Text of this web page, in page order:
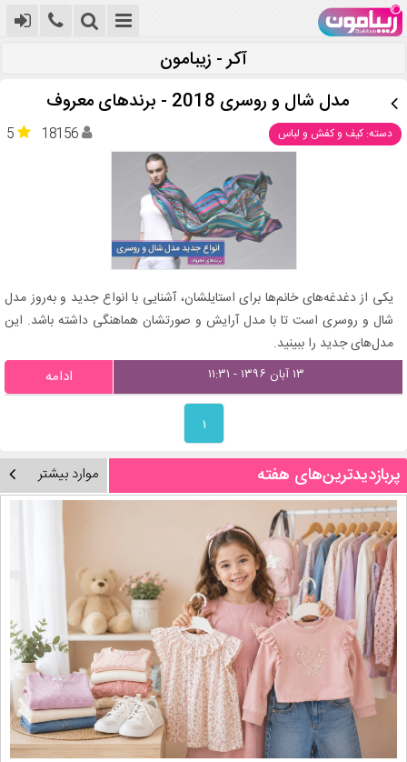
آکر - زیبامون
مدل شال و روسری 2018 - برندهای معروف
دسته: کیف و کفش و لباس 5 18156
یکی از دغدغه‌های خانم‌ها برای استایلشان، آشنایی با انواع جدید و به‌روز مدل
شال و روسری است تا با مدل آرایش و صورتشان هماهنگی داشته باشد. این
مدل‌های جدید را ببینید.
۱۳ آبان ۱۳۹۶ - ۱۱:۳۱ ادامه
۱
پربازدیدترین‌های هفته موارد بیشتر